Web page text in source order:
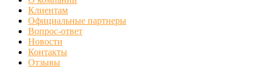
Клиентам
Официальные партнеры
Вопрос-ответ
Новости
Контакты
Отзывы